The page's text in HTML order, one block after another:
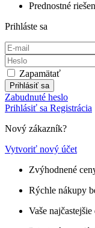
Prednostné
Prihláste sa
Zapamätať
Prihlásiť sa
Zabudnuté heslo
Prihlásiť sa Registrácia
Nový zákazník?
Vytvoriť nový účet
Zvýhodnené
Rýchle nákupy
Vaše